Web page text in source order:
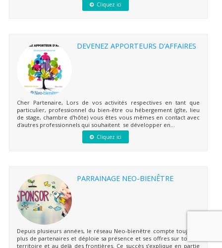
Cliquez ici
DEVENEZ APPORTEURS D’AFFAIRES
Cher Partenaire, Lors de vos activités respectives en tant que
particulier, professionnel du bien-être ou hébergement (gîte, lieu
de stage, chambre d'hôte) vous êtes vous mêmes en contact avec
d'autres professionnels qui souhaitent se développer en...
Cliquez ici
PARRAINAGE NEO-BIENÊTRE
Depuis plusieurs années, le réseau Neo-bienêtre compte toujours
plus de partenaires et déploie sa présence et ses offres sur tout le
territoire et au delà des frontières. Ce succès s’explique en partie